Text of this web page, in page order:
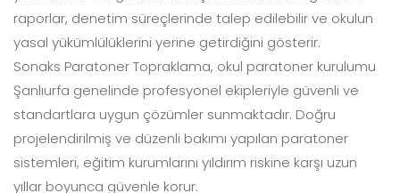
raporlar, denetim süreçlerinde talep edilebilir ve okulun
yasal yükümlülüklerini yerine getirdiğini gösterir.
Sonaks Paratoner Topraklama, okul paratoner kurulumu
Şanlıurfa genelinde profesyonel ekipleriyle güvenli ve
standartlara uygun çözümler sunmaktadır. Doğru
projelendirilmiş ve düzenli bakımı yapılan paratoner
sistemleri, eğitim kurumlarını yıldırım riskine karşı uzun
yıllar boyunca güvenle korur.